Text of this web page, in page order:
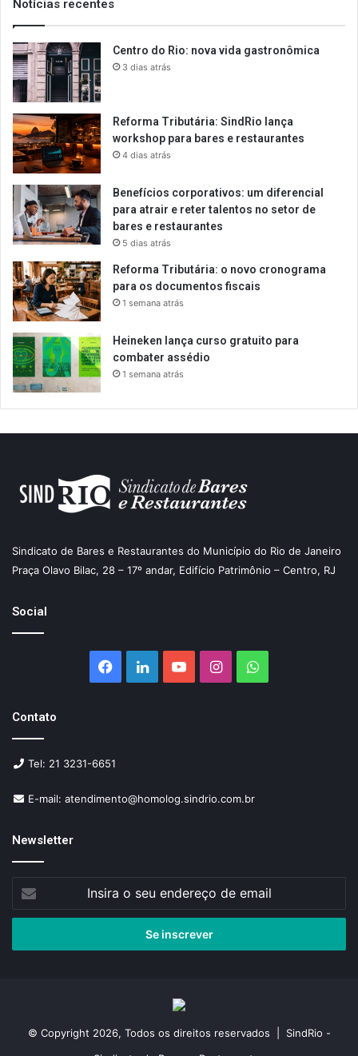
Notícias recentes
Centro do Rio: nova vida gastronômica
3 dias atrás
Reforma Tributária: SindRio lança
workshop para bares e restaurantes
4 dias atrás
Benefícios corporativos: um diferencial
para atrair e reter talentos no setor de
bares e restaurantes
5 dias atrás
Reforma Tributária: o novo cronograma
para os documentos fiscais
1 semana atrás
Heineken lança curso gratuito para
combater assédio
1 semana atrás
Sindicato de Bares e Restaurantes do Município do Rio de Janeiro
Praça Olavo Bilac, 28 – 17º andar, Edifício Patrimônio – Centro, RJ
Social
Facebook
LinkedinYouTubeInstagramWhatsApp
Contato
Tel: 21 3231-6651
E-mail: atendimento@homolog.sindrio.com.br
Newsletter
seu
de
© Copyright 2026, Todos os direitos reservados | SindRio -